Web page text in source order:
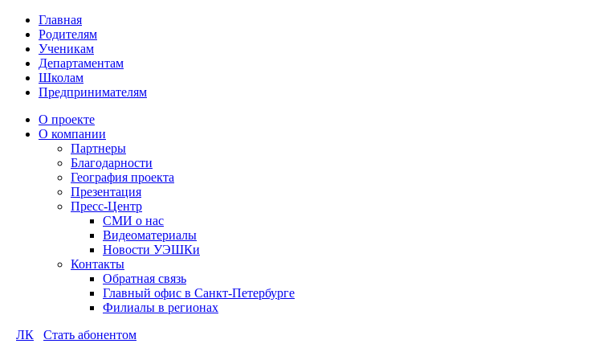
Главная
Родителям
Ученикам
Департаментам
Школам
Предпринимателям
О проекте
О компании
Партнеры
Благодарности
География проекта
Презентация
Пресс-Центр
СМИ о нас
Видеоматериалы
Новости УЭШКи
Контакты
Обратная связь
Главный офис в Санкт-Петербурге
Филиалы в регионах
ЛК
Стать абонентом